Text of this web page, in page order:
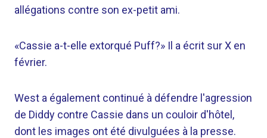
allégations contre son ex-petit ami.
«Cassie a-t-elle extorqué Puff?» Il a écrit sur X en
février.
West a également continué à défendre l'agression
de Diddy contre Cassie dans un couloir d'hôtel,
dont les images ont été divulguées à la presse.